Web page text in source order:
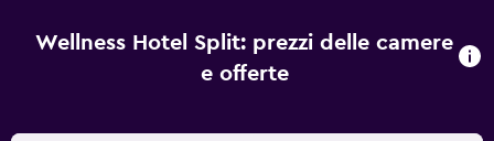
cottura, microonde, sala da pranzo indipendente e
pentole/stoviglie/utensili. I bagni sono dotati di vasca.
Wellness Hotel Split: prezzi delle camere
e offerte